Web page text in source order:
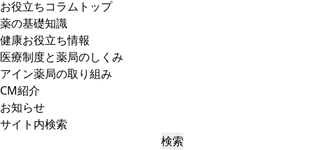
お役立ちコラムトップ
薬の基礎知識
健康お役立ち情報
医療制度と薬局のしくみ
アイン薬局の取り組み
CM紹介
お知らせ
サイト内検索
検索